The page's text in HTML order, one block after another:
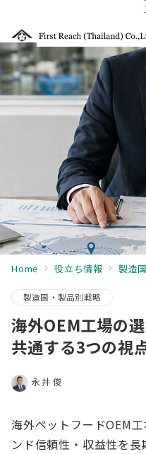
Home 役立ち情報 製造
製造国・製品別戦略
海外OEM工場の
共通する3つの視
永井 俊
海外ペットフードOEM
ンド信頼性・収益性を